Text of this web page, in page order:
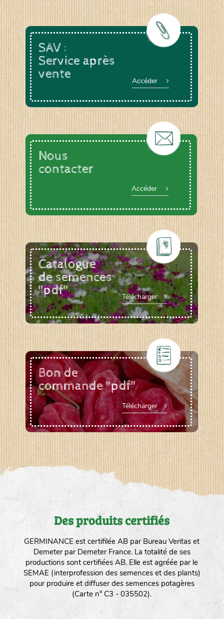
SAV :
Service après
vente
Accéder
Nous
contacter
Accéder
Catalogue
de semences
"pdf"
Télécharger
Bon de
commande "pdf"
Télécharger
Des produits certifiés
GERMINANCE est certifilée AB par Bureau Veritas et
Demeter par Demeter France. La totalité de ses
productions sont certifiées AB. Elle est agréée par le
SEMAE (interprofession des semences et des plants)
pour produire et diffuser des semences potagères
(Carte n° C3 - 035502).